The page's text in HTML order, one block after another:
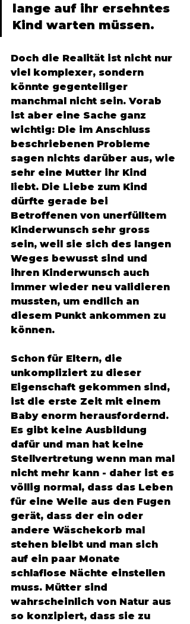
lange auf ihr ersehntes
Kind warten müssen.
Doch die Realität ist nicht nur
viel komplexer, sondern
könnte gegenteiliger
manchmal nicht sein. Vorab
ist aber eine Sache ganz
wichtig: Die im Anschluss
beschriebenen Probleme
sagen nichts darüber aus, wie
sehr eine Mutter ihr Kind
liebt. Die Liebe zum Kind
dürfte gerade bei
Betroffenen von unerfülltem
Kinderwunsch sehr gross
sein, weil sie sich des langen
Weges bewusst sind und
ihren Kinderwunsch auch
immer wieder neu validieren
mussten, um endlich an
diesem Punkt ankommen zu
können.
Schon für Eltern, die
unkompliziert zu dieser
Eigenschaft gekommen sind,
ist die erste Zeit mit einem
Baby enorm herausfordernd.
Es gibt keine Ausbildung
dafür und man hat keine
Stellvertretung wenn man mal
nicht mehr kann - daher ist es
völlig normal, dass das Leben
für eine Weile aus den Fugen
gerät, dass der ein oder
andere Wäschekorb mal
stehen bleibt und man sich
auf ein paar Monate
schlaflose Nächte einstellen
muss. Mütter sind
wahrscheinlich von Natur aus
so konzipiert, dass sie zu